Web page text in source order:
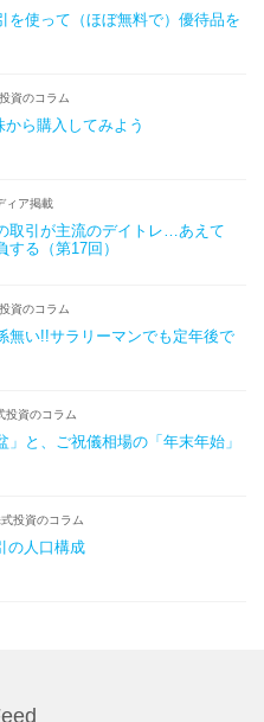
を使って（ほぼ無料で）優待品を
資のコラム
から購入してみよう
ィア掲載
取引が主流のデイトレ…あえて
する（第17回）
資のコラム
無い!!サラリーマンでも定年後で
投資のコラム
」と、ご祝儀相場の「年末年始」
投資のコラム
の人口構成